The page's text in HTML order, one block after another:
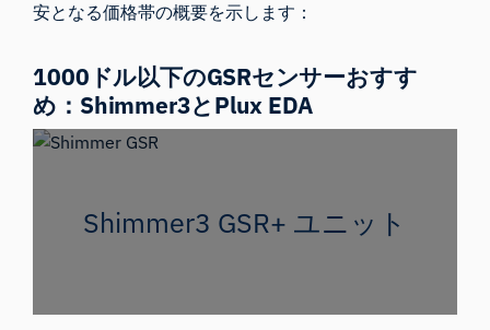
安となる価格帯の概要を示します：
1000ドル以下のGSRセンサーおすす
め：Shimmer3とPlux EDA
Shimmer3 GSR+ ユニット